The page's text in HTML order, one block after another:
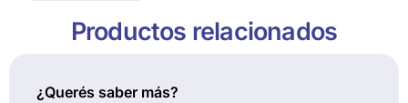
Productos relacionados
¿Querés saber más?